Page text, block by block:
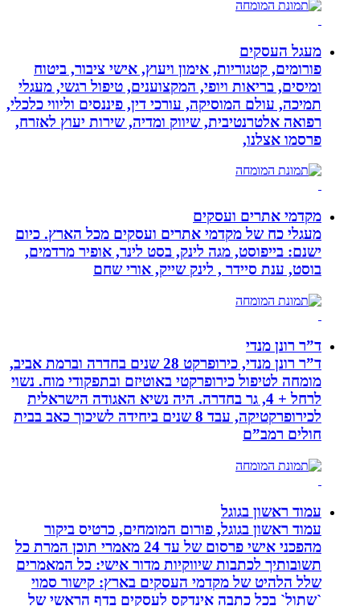
מעגל העסקים
פורומים, קטגוריות, אימון ויעוץ, אישי ציבור, ביטוח
ומיסים, בריאות ויופי, המקצוענים, טיפול רגשי, מעגלי
תמיכה, עולם המוסיקה, עורכי דין, פיננסים וליווי כלכלי,
רפואה אלטרנטיבית, שיווק ומדיה, שירות יעוץ לאזרח,
פרסמו אצלנו,
מקדמי אתרים ועסקים
מעגלי כח של מקדמי אתרים ועסקים מכל הארץ. כיום
ישנם: בייפוסט, מגה לינק, בסט לינר, אופיר מרדמים,
בוסט, ענת סיידר , לינק שייק, אורי שחם
ד”ר רונן מנדי
ד”ר רונן מנדי, כירופרקט 28 שנים בחדרה וברמת אביב,
מומחה לטיפול כירופרקטי באוטיזם ובתפקודי מוח. נשוי
לרחל + 4, גר בחדרה. היה נשיא האגודה הישראלית
לכירופרקטיקה, עבד 8 שנים ביחידה לשיכוך כאב בבית
חולים רמב”ם
עמוד ראשון בגוגל
עמוד ראשון בגוגל, פורום המומחים, כרטיס ביקור
מהפכני אישי פרסום של עד 24 מאמרי תוכן המרת כל
תשובותיך לכתבות שיווקיות מדור אישי: כל המאמרים
שלל הלהיט של מקדמי העסקים בארץ: קישור סמוי
`שתול` בכל כתבה אינדקס לעסקים בדף הראשי של